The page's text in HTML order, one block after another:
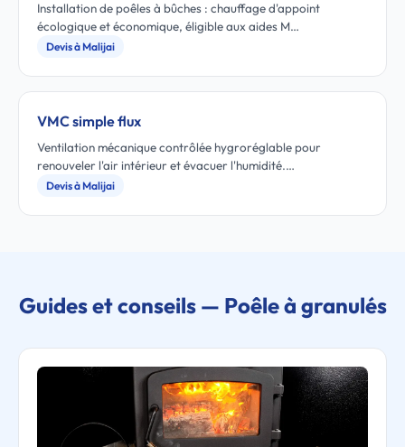
Installation de poêles à bûches : chauffage d'appoint
écologique et économique, éligible aux aides M…
Devis à Malijai
VMC simple flux
Ventilation mécanique contrôlée hygroréglable pour
renouveler l'air intérieur et évacuer l'humidité.…
Devis à Malijai
Guides et conseils — Poêle à granulés